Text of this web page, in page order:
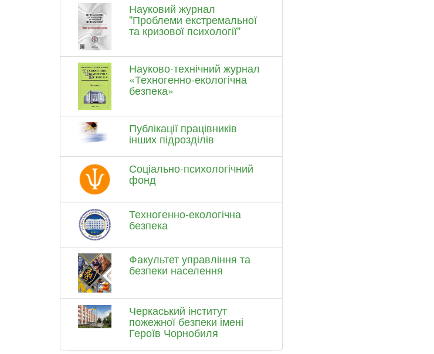
Науковий журнал
''Проблеми екстремальної
та кризової психології''
Науково-технічний журнал
«Техногенно-екологічна
безпека»
Публікації працівників
інших підрозділів
Соціально-психологічний
фонд
Техногенно-екологічна
безпека
Факультет управління та
безпеки населення
Черкаський інститут
пожежної безпеки імені
Героїв Чорнобиля